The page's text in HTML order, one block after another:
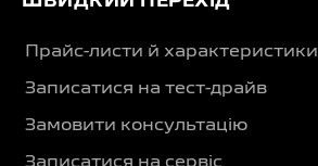
Прайс-листи й характеристики
Записатися на тест-драйв
Замовити консультацію
Записатися на сервіс